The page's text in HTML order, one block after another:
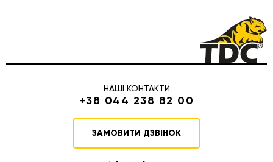
НАШІ КОНТАКТИ
+38 044 238 82 00
ЗАМОВИТИ ДЗВІНОК